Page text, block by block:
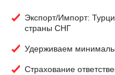
Экспорт/Импорт:
страны СНГ
Удерживаем
Страхование